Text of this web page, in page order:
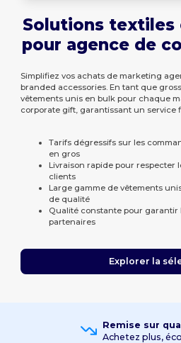
Solutions textiles
pour agence de
Simplifiez vos achats de marketing
branded accessories. En tant que
vêtements unis en bulk pour chaque
corporate gift, garantissant un service
Tarifs dégressifs sur les
en gros
Livraison rapide pour respecter
clients
Large gamme de vêtements
de qualité
Qualité constante pour garantir
partenaires
Explorer la
Remise sur
Achetez plus,